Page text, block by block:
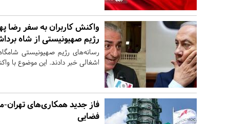
واکنش کاربران به سفر رضا
رژیم صهیونیستی از شاه
رسانه‌های رژیم صهیونیستی
اشغالی خبر دادند. این موضوع با
فاز جدید همکاری‌‌های تهران-
فضایی